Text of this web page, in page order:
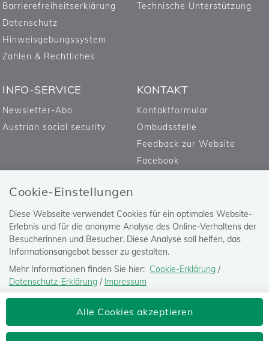
Cookie-Einstellungen
Diese Webseite verwendet Cookies für ein optimales Website-
Erlebnis und für die anonyme Analyse des Online-Verhaltens der
Besucherinnen und Besucher. Diese Analyse soll helfen, das
Informationsangebot besser zu gestalten.
Mehr Informationen finden Sie hier: Cookie-Erklärung /
Datenschutz-Erklärung / Impressum
Die Einstellung können Sie jederzeit auf der Seite "Datenschutz-
" ändern.Alle Cookies akzeptieren
Bediensteter, Eisenbahnen und Bergbau
Barrierefreiheitserklärung
Datenschutz
Hinweisgebungssystem
Zahlen & Rechtliches
Technische Unterstützung
INFO-SERVICE
Newsletter-Abo
Austrian social security
KONTAKT
Kontaktformular
Ombudsstelle
Feedback zur Website
Facebook